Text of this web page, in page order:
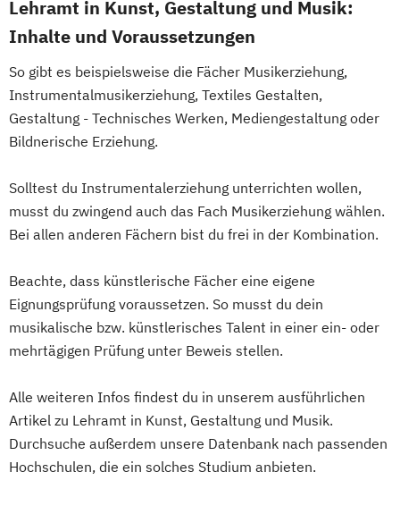
Konzertgesang (Lied und Oratorium)
Lehramt Instrumentalmusikerziehung
Lehramt Musikerziehung Musikologie
Musiktheater (Oper)
Musiktheaterkorrepetition Musiktheorie
Oboe Orchesterdirigieren
Posaune
Saxofon
Schlaginstrumente
Entwicklung
Lehramt Primarstufe - Inklusive Pädagogik
Lehramt Sekundarstufe Berufsbildung -
Duale Ausbildung und Technisch-
gewerbliche Bildung
Lehramt Sekundarstufe Berufsbildung -
Ergänzendes Studium
Lehramt Sekundarstufe Berufsbildung -
Ernährung
Information und Kommunikation
Mathematik (Lehramt)
Musikerziehung (Lehramt)
Physik (Lehramt)
Russisch (Lehramt)
Slowenisch (Lehramt)
Lehramt in Kunst, Gestaltung und Musik:
Inhalte und Voraussetzungen
So gibt es beispielsweise die Fächer Musikerziehung,
Instrumentalmusikerziehung, Textiles Gestalten,
Gestaltung - Technisches Werken, Mediengestaltung oder
Bildnerische Erziehung.
Solltest du Instrumentalerziehung unterrichten wollen,
musst du zwingend auch das Fach Musikerziehung wählen.
Bei allen anderen Fächern bist du frei in der Kombination.
Beachte, dass künstlerische Fächer eine eigene
Eignungsprüfung voraussetzen. So musst du dein
musikalische bzw. künstlerisches Talent in einer ein- oder
mehrtägigen Prüfung unter Beweis stellen.
Alle weiteren Infos findest du in unserem ausführlichen
Artikel zu Lehramt in Kunst, Gestaltung und Musik.
Durchsuche außerdem unsere Datenbank nach passenden
Hochschulen, die ein solches Studium anbieten.